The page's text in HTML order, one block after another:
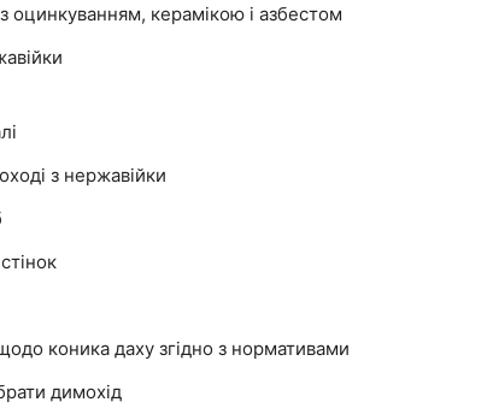
оцинкуванням, керамікою і азбестом
з нержавійки
коника даху згідно з нормативами
димохід